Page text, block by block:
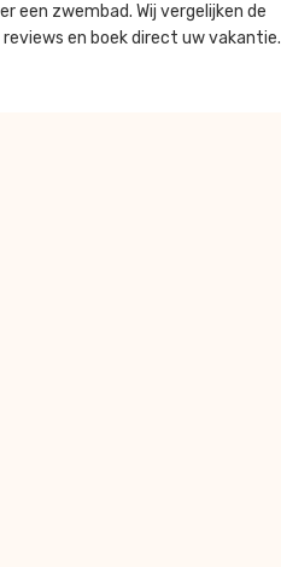
een zwembad. Wij vergelijken de
en boek direct uw vakantie.